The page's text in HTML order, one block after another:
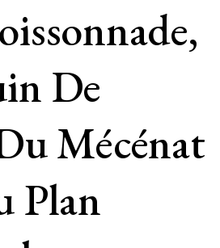
De
Mécénat
Plan